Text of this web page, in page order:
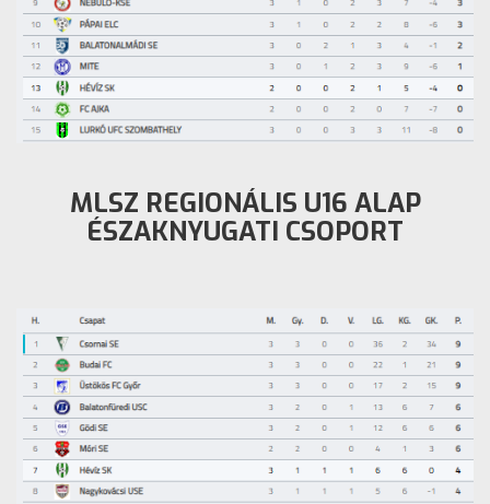
MLSZ REGIONÁLIS U16 ALAP
ÉSZAKNYUGATI CSOPORT